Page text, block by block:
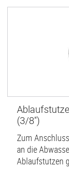
(3/8'')
Zum
an die
Ablaufstutzen